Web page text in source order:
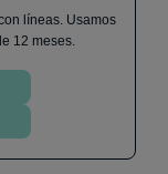
líneas. Usamos
12 meses.